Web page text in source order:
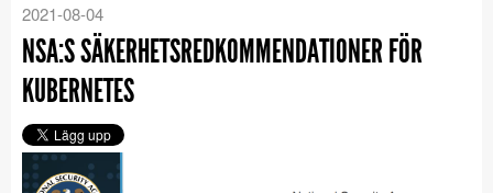
2021-08-04
NSA:S SÄKERHETSREDKOMMENDATIONER FÖR
KUBERNETES